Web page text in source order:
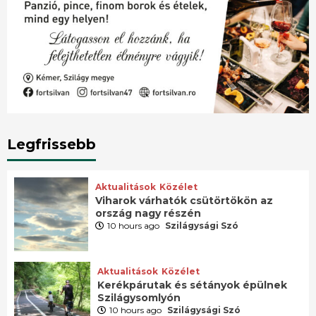
Legfrissebb
Aktualitások Közélet
Viharok várhatók csütörtökön az
ország nagy részén
10 hours ago Szilágysági Szó
Aktualitások Közélet
Kerékpárutak és sétányok épülnek
Szilágysomlyón
10 hours ago Szilágysági Szó